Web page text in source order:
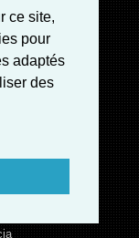
ce site,
pour
adaptés
des